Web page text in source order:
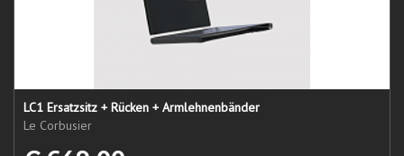
LC1 Ersatzsitz + Rücken + Armlehnenbänder
Le Corbusier